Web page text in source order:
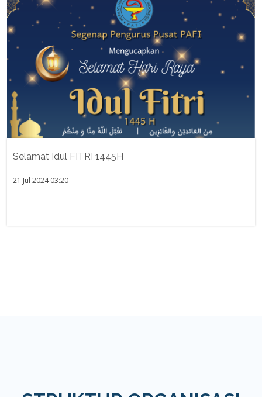
Selamat Idul FITRI 1445H
21 Jul 2024 03:20